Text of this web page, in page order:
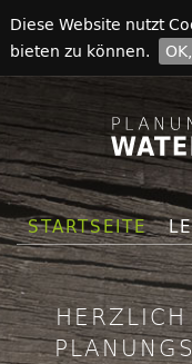
Diese Website nutzt
bieten zu können.
STARTSEITE